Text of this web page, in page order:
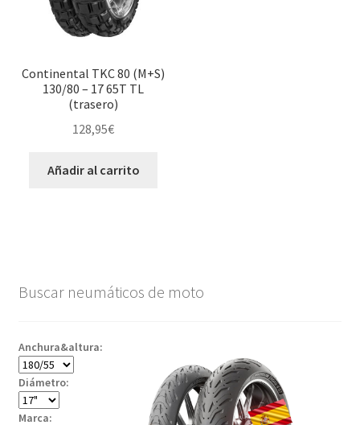
Continental TKC 80 (M+S)
130/80 – 17 65T TL
(trasero)
128,95€
Añadir al carrito
Buscar neumáticos de moto
Anchura&altura:
Diámetro:
Marca: